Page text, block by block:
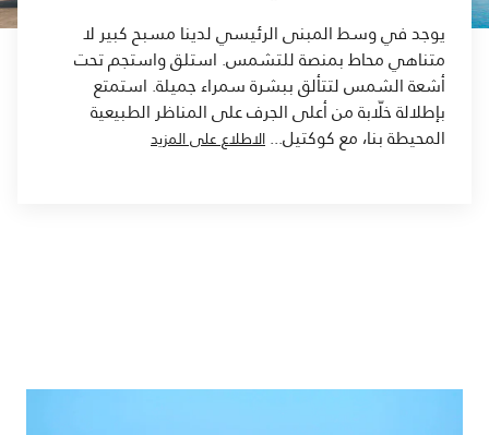
يوجد في وسط المبنى الرئيسي لدينا مسبح كبير لا
متناهي محاط بمنصة للتشمس. استلق واستجم تحت
أشعة الشمس لتتألق ببشرة سمراء جميلة. استمتع
بإطلالة خلّابة من أعلى الجرف على المناظر الطبيعية
المحيطة بنا، مع كوكتيل...الاطلاع على المزيد